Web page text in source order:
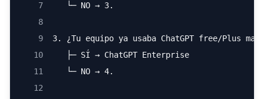
7
   └─ NO → 3.
8
9
3. ¿Tu equipo ya usaba ChatGPT free/Plus
10
   ├─ SÍ → ChatGPT Enterprise
11
   └─ NO → 4.
12